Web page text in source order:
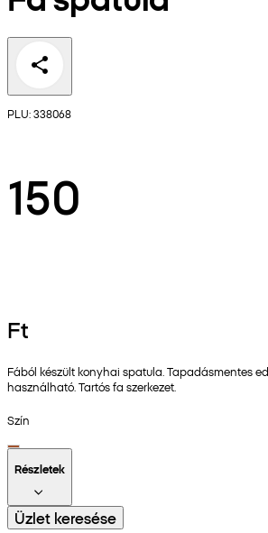
PLU: 338068
150
Ft
Fából készült konyhai spatula. Tapadásmentes
használható. Tartós fa szerkezet.
Szín
Részletek
Üzlet keresése